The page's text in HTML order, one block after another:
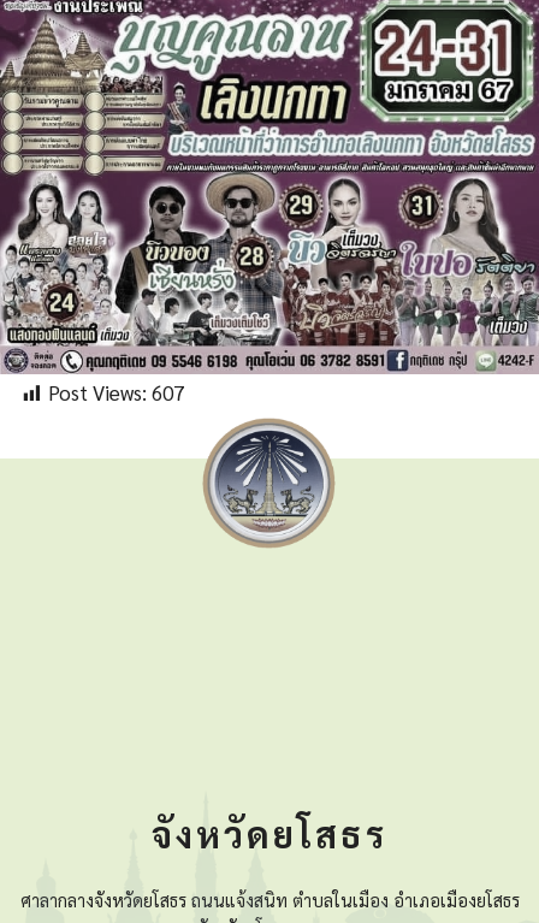
Post Views: 607
จังหวัดยโสธร
ศาลากลางจังหวัดยโสธร ถนนแจ้งสนิท ตำบลในเมือง อำเภอเมืองยโสธร